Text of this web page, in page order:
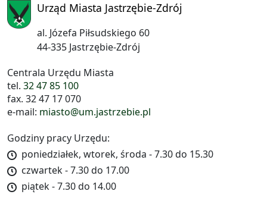
Urząd Miasta Jastrzębie-Zdrój
al. Józefa Piłsudskiego 60
44-335 Jastrzębie-Zdrój
Centrala Urzędu Miasta
tel. 32 47 85 100
fax. 32 47 17 070
e-mail: miasto@um.jastrzebie.pl
Godziny pracy Urzędu:
poniedziałek, wtorek, środa - 7.30 do 15.30
czwartek - 7.30 do 17.00
piątek - 7.30 do 14.00